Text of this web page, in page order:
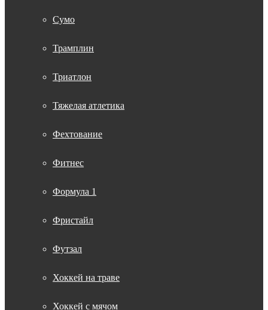
Сумо
Трамплин
Триатлон
Тяжелая атлетика
Фехтование
Фитнес
Формула 1
Фристайл
Футзал
Хоккей на траве
Хоккей с мячом